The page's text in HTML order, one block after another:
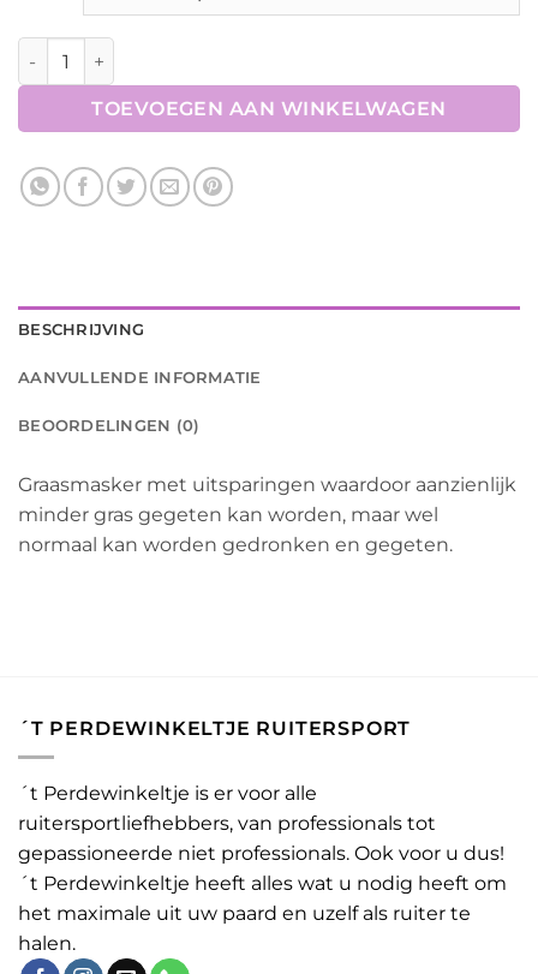
Grazing muzzle Air (Graasmasker) aantal
TOEVOEGEN AAN WINKELWAGEN
BESCHRIJVING
AANVULLENDE INFORMATIE
BEOORDELINGEN (0)
Graasmasker met uitsparingen waardoor aanzienlijk
minder gras gegeten kan worden, maar wel
normaal kan worden gedronken en gegeten.
´T PERDEWINKELTJE RUITERSPORT
´t Perdewinkeltje is er voor alle
ruitersportliefhebbers, van professionals tot
gepassioneerde niet professionals. Ook voor u dus!
´t Perdewinkeltje heeft alles wat u nodig heeft om
het maximale uit uw paard en uzelf als ruiter te
halen.